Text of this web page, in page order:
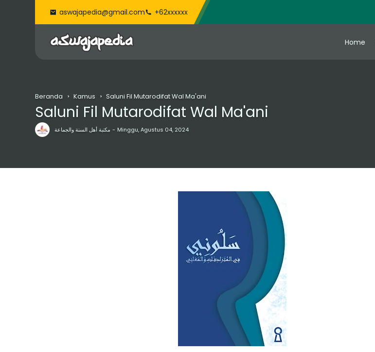
aswajapedia@gmail.com +62xxxxxx
Home
Beranda Kamus Saluni Fil Mutarodifat Wal Ma'ani
مكتبة أهل السنة والجماعة Minggu, Agustus 04, 2024
Saluni Fil Mutarodifat Wal Ma'ani